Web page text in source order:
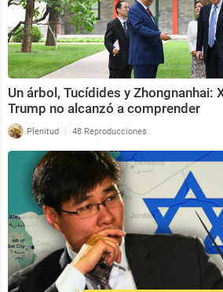
Un árbol, Tucídides y Zhongnanhai:
Trump no alcanzó a comprender
Plenitud | 48 Reproducciones